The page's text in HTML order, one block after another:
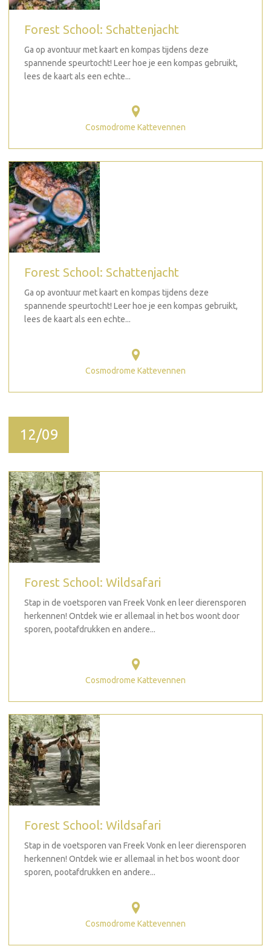
Forest School: Schattenjacht
Ga op avontuur met kaart en kompas tijdens deze
spannende speurtocht! Leer hoe je een kompas gebruikt,
lees de kaart als een echte...
Cosmodrome Kattevennen
Forest School: Schattenjacht
Ga op avontuur met kaart en kompas tijdens deze
spannende speurtocht! Leer hoe je een kompas gebruikt,
lees de kaart als een echte...
Cosmodrome Kattevennen
12/09
Forest School: Wildsafari
Stap in de voetsporen van Freek Vonk en leer dierensporen
herkennen! Ontdek wie er allemaal in het bos woont door
sporen, pootafdrukken en andere...
Cosmodrome Kattevennen
Forest School: Wildsafari
Stap in de voetsporen van Freek Vonk en leer dierensporen
herkennen! Ontdek wie er allemaal in het bos woont door
sporen, pootafdrukken en andere...
Cosmodrome Kattevennen